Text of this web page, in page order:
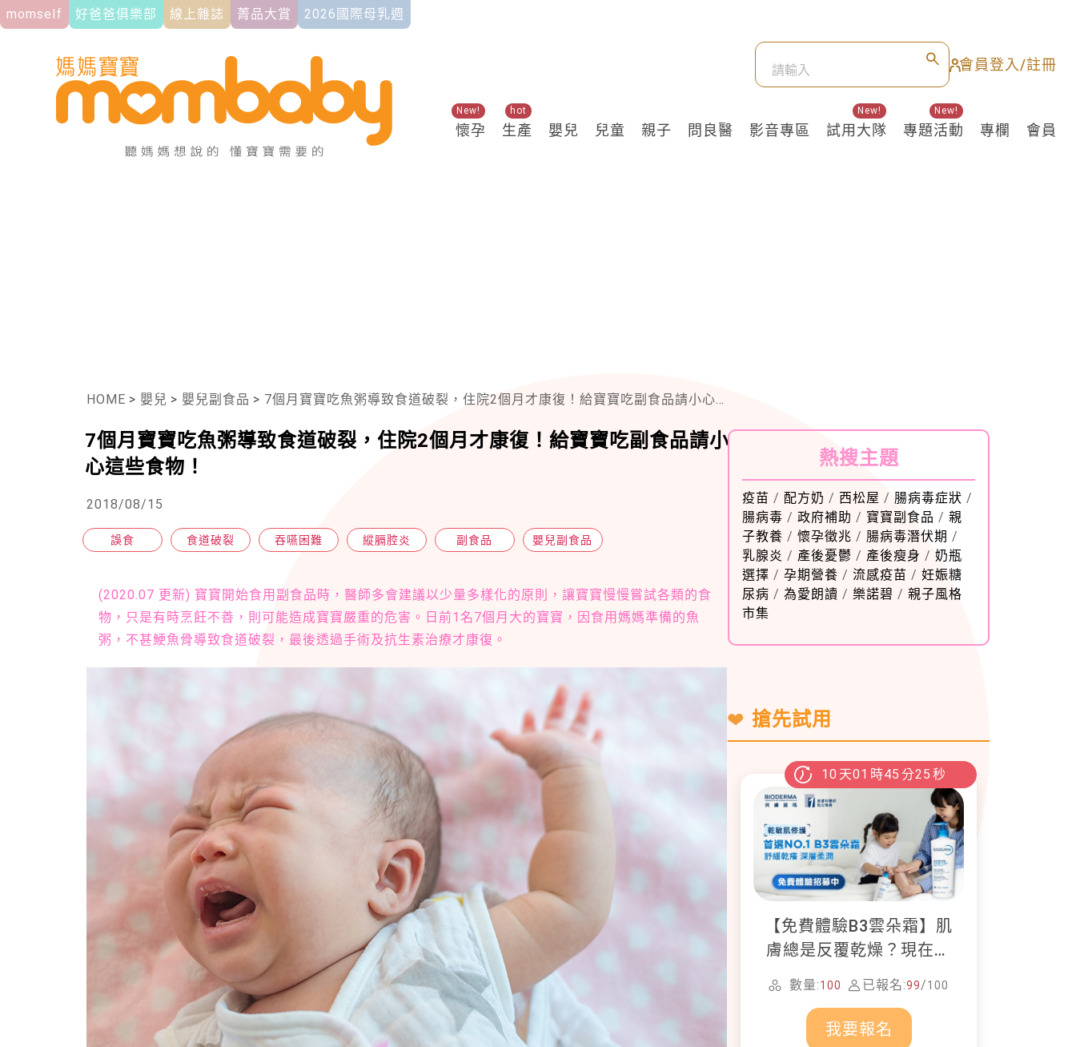
momself 好爸爸俱樂部 線上雜誌 菁品大賞 2026國際母乳週
會員登入/註冊
懷孕
New!
生產
hot
嬰兒 兒童 親子 問良醫 影音專區 試用大隊
New!
專題活動
New!
專欄 會員
HOME > 嬰兒 > 嬰兒副食品 > 7個月寶寶吃魚粥導致食道破裂，住院2個月才康復！給寶寶吃副食品請小心這些食物！
7個月寶寶吃魚粥導致食道破裂，住院2個月才康復！給寶寶吃副食品請小
心這些食物！
2018/08/15
誤食 食道破裂 吞嚥困難 縱膈腔炎 副食品 嬰兒副食品
(2020.07 更新) 寶寶開始食用副食品時，醫師多會建議以少量多樣化的原則，讓寶寶慢慢嘗試各類的食
物，只是有時烹飪不善，則可能造成寶寶嚴重的危害。日前1名7個月大的寶寶，因食用媽媽準備的魚
粥，不甚鯁魚骨導致食道破裂，最後透過手術及抗生素治療才康復。
熱搜主題
疫苗 / 配方奶 / 西松屋 / 腸病毒症狀 /
腸病毒 / 政府補助 / 寶寶副食品 / 親
子教養 / 懷孕徵兆 / 腸病毒潛伏期 /
乳腺炎 / 產後憂鬱 / 產後瘦身 / 奶瓶
選擇 / 孕期營養 / 流感疫苗 / 妊娠糖
尿病 / 為愛朗讀 / 樂諾碧 / 親子風格
市集
搶先試用
10 天01 時45 分23 秒
【免費體驗B3雲朵霜】肌
膚總是反覆乾燥？現在就
加入貝膚黛瑪修護體驗計
畫！
數量:100 已報名:99/100
我要報名